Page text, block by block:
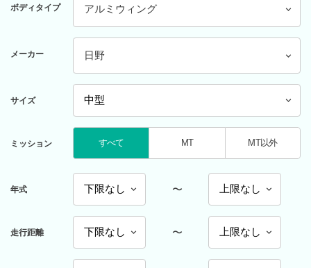
ボディタイプ アルミウィング
メーカー 日野
サイズ
ミッション すべて MT MT以外
年式 〜
走行距離 〜